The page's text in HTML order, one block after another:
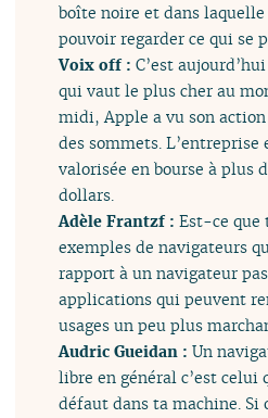
boîte noire et dans laquelle
pouvoir regarder ce qui se
Voix off :C’est
qui vaut le plus cher au
midi, Apple a vu son
des sommets. L’entreprise
valorisée en bourse à plus
dollars.
Adèle Frantzf :Est-ce que
exemples de navigateurs
rapport à un navigateur
applications qui peuvent
usages un peu plus
Audric Gueidan :Un
libre en général c’est
défaut dans ta machine. Si